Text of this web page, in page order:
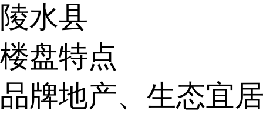
陵水县
楼盘特点
品牌地产、生态宜